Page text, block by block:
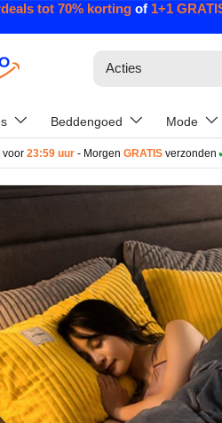
inhoud
tot 70% korting of 1+1
Acties
Beddengoed Mode
voor 23:59 uur - Morgen GRATIS verzonden